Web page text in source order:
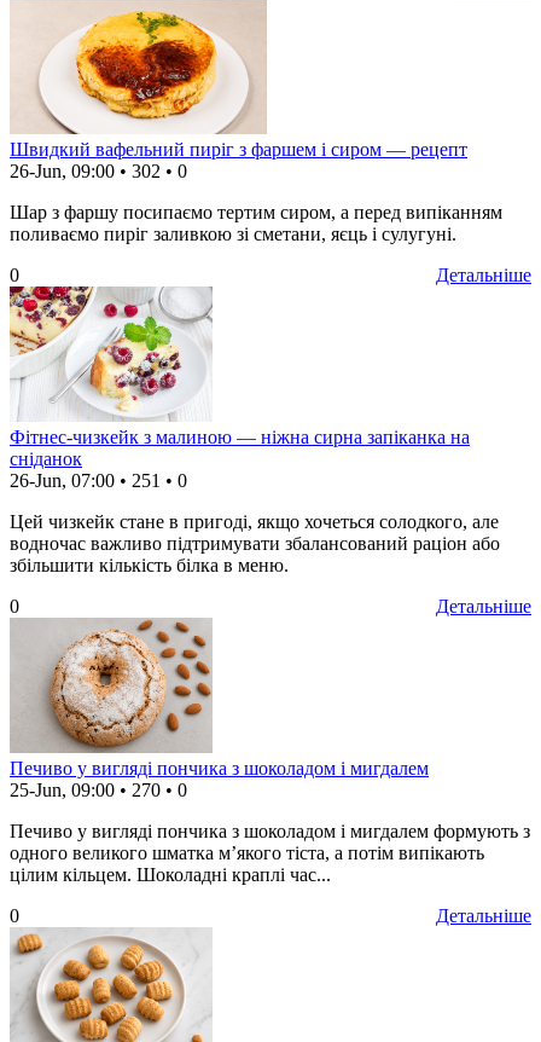
Швидкий вафельний пиріг з фаршем і сиром — рецепт
26-Jun, 09:00 • 302 • 0
Шар з фаршу посипаємо тертим сиром, а перед випіканням
поливаємо пиріг заливкою зі сметани, яєць і сулугуні.
Детальніше
0
Фітнес-чизкейк з малиною — ніжна сирна запіканка на
сніданок
26-Jun, 07:00 • 251 • 0
Цей чизкейк стане в пригоді, якщо хочеться солодкого, але
водночас важливо підтримувати збалансований раціон або
збільшити кількість білка в меню.
Детальніше
0
Печиво у вигляді пончика з шоколадом і мигдалем
25-Jun, 09:00 • 270 • 0
Печиво у вигляді пончика з шоколадом і мигдалем формують з
одного великого шматка м’якого тіста, а потім випікають
цілим кільцем. Шоколадні краплі час...
Детальніше
0